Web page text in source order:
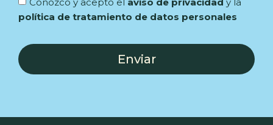
política de tratamiento de datos personales
Enviar